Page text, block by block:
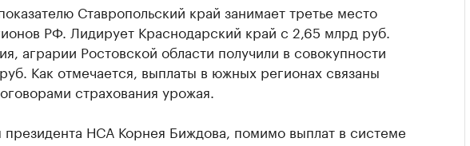
Ставропольский край занимает третье место
РФ. Лидирует Краснодарский край с 2,65 млрд руб.
аграрии Ростовской области получили в совокупности
Как отмечается, выплаты в южных регионах связаны
страхования урожая.
президента НСА Корнея Биждова, помимо выплат в системе